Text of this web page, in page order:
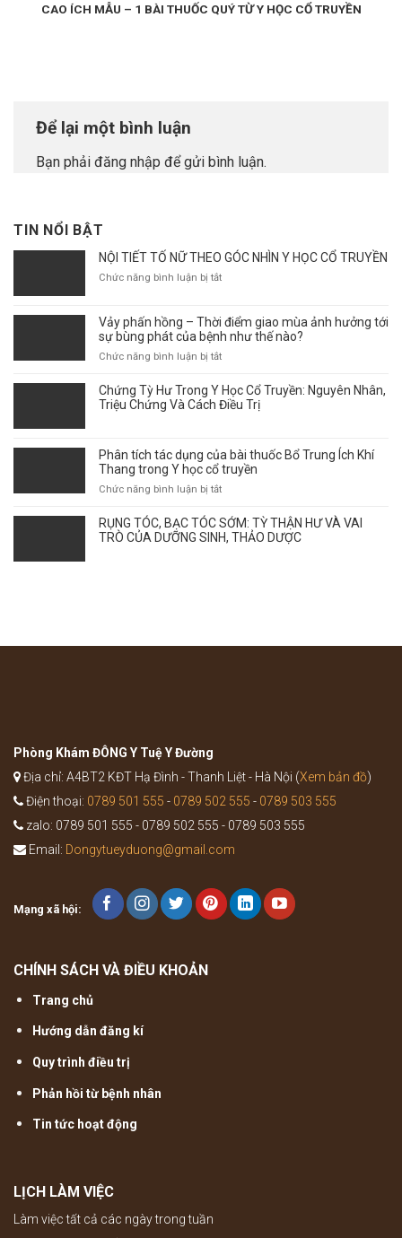
CAO ÍCH MẪU – 1 BÀI THUỐC QUÝ TỪ Y HỌC CỔ TRUYỀN
Để lại một bình luận
Bạn phải đăng nhập để gửi bình luận.
TIN NỔI BẬT
NỘI TIẾT TỐ NỮ THEO GÓC NHÌN Y HỌC CỔ TRUYỀN
Chức năng bình luận bị tắtở
TỐ
NỮ
THEO
NHÌN
Y
Vảy phấn hồng – Thời điểm giao mùa ảnh hưởng tới
sự bùng phát của bệnh như thế nào?
Chức năng bình luận bị tắtở
phấn
hồng
giao
mùa
ảnh
tới
sự
nào?
Chứng Tỳ Hư Trong Y Học Cổ Truyền: Nguyên Nhân,
Triệu Chứng Và Cách Điều Trị
Phân tích tác dụng của bài thuốc Bổ Trung Ích Khí
Thang trong Y học cổ truyền
Chức năng bình luận bị tắtở
tích
tác
RỤNG TÓC, BẠC TÓC SỚM: TỲ THẬN HƯ VÀ VAI
TRÒ CỦA DƯỠNG SINH, THẢO DƯỢC
Phòng Khám ĐÔNG Y Tuệ Y Đường
Địa chỉ: A4BT2 KĐT Hạ Đình - Thanh Liệt - Hà Nội (Xem bản đồ)
Điện thoại: 0789 501 555 - 0789 502 555 - 0789 503 555
zalo: 0789 501 555 - 0789 502 555 - 0789 503 555
Email: Dongytueyduong@gmail.com
Mạng xã hội:
CHÍNH SÁCH VÀ ĐIỀU KHOẢN
Trang chủ
Hướng dẫn đăng kí
Quy trình điều trị
Phản hồi từ bệnh nhân
Tin tức hoạt động
LỊCH LÀM VIỆC
Làm việc tất cả các ngày trong tuần